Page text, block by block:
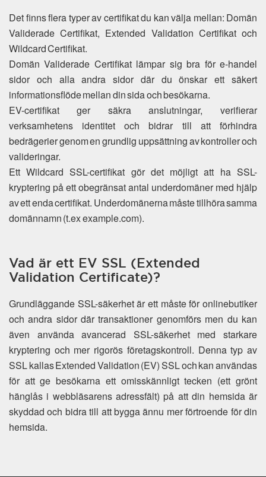
Det finns flera typer av certifikat du kan välja mellan: Domän
Validerade Certifikat, Extended Validation Certifikat och
Wildcard Certifikat.
Domän Validerade Certifikat lämpar sig bra för e-handel
sidor och alla andra sidor där du önskar ett säkert
informationsflöde mellan din sida och besökarna.
EV-certifikat ger säkra anslutningar, verifierar
verksamhetens identitet och bidrar till att förhindra
bedrägerier genom en grundlig uppsättning av kontroller och
valideringar.
Ett Wildcard SSL-certifikat gör det möjligt att ha SSL-
kryptering på ett obegränsat antal underdomäner med hjälp
av ett enda certifikat. Underdomänerna måste tillhöra samma
domännamn (t.ex example.com).
Vad är ett EV SSL (Extended
Validation Certificate)?
Grundläggande SSL-säkerhet är ett måste för onlinebutiker
och andra sidor där transaktioner genomförs men du kan
även använda avancerad SSL-säkerhet med starkare
kryptering och mer rigorös företagskontroll. Denna typ av
SSL kallas Extended Validation (EV) SSL och kan användas
för att ge besökarna ett omisskännligt tecken (ett grönt
hänglås i webbläsarens adressfält) på att din hemsida är
skyddad och bidra till att bygga ännu mer förtroende för din
hemsida.